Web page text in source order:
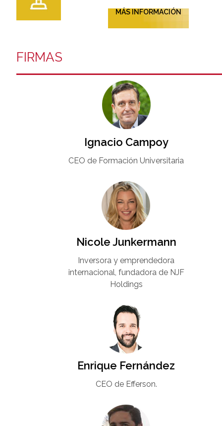
MÁS INFORMACIÓN
FIRMAS
Ignacio Campoy​
CEO de Formación Universitaria​
Nicole Junkermann​
Inversora y emprendedora
internacional, fundadora de NJF
Holdings
Enrique Fernández
CEO de Efferson.